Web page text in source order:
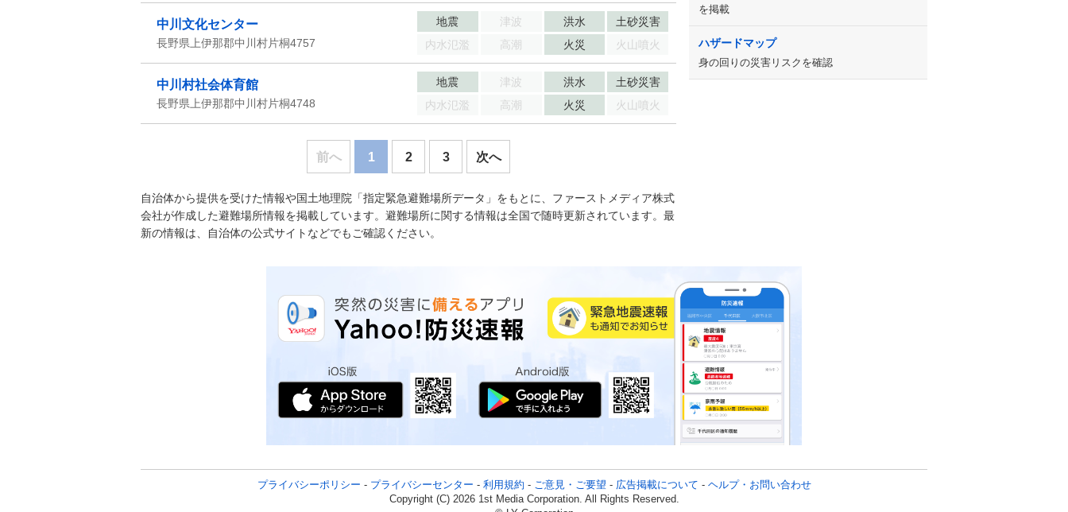
中川文化センター
長野県上伊那郡中川村片桐4757
地震 津波 洪水
土砂災害
内水氾濫
高潮 火災 火山噴火
中川村社会体育館
長野県上伊那郡中川村片桐4748
地震 津波 洪水
土砂災害
内水氾濫
高潮 火災 火山噴火
前へ 1 2 3 次へ
自治体から提供を受けた情報や国土地理院「指定緊急避難場所データ」をもとに、ファーストメディア株式
会社が作成した避難場所情報を掲載しています。避難場所に関する情報は全国で随時更新されています。最
新の情報は、自治体の公式サイトなどでもご確認ください。
を掲載
ハザードマップ
身の回りの災害リスクを確認
プライバシーポリシー - プライバシーセンター - 利用規約 - ご意見・ご要望 - 広告掲載について - ヘルプ・お問い合わせ
Copyright (C) 2026 1st Media Corporation. All Rights Reserved.